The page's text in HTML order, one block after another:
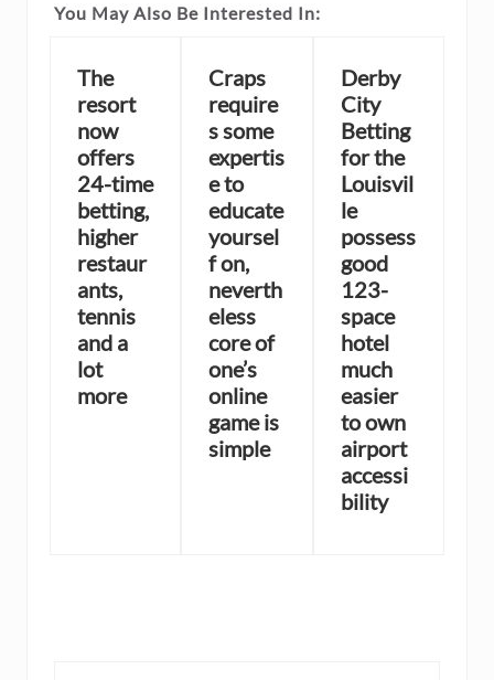
You May Also Be Interested In:
The
resort
now
offers
24-time
betting,
higher
restaur
ants,
tennis
and a
lot
more
Craps
require
s some
expertis
e to
educate
yoursel
f on,
neverth
eless
core of
one’s
online
game is
simple
Derby
City
Betting
for the
Louisvil
le
possess
good
123-
space
hotel
much
easier
to own
airport
accessi
bility